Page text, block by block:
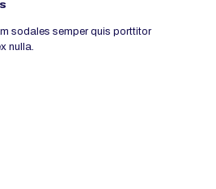
sodales semper quis porttitor
nulla.